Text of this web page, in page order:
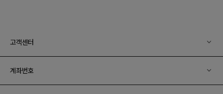
고객센터
계좌번호